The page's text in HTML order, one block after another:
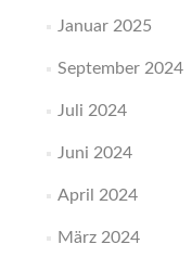
Januar 2025
September 2024
Juli 2024
Juni 2024
April 2024
März 2024